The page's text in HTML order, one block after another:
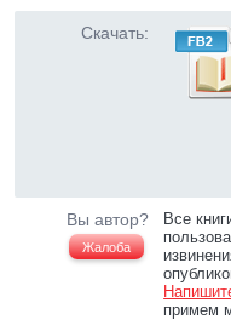
Скачать:
Вы автор?
Жалоба
Все
примем